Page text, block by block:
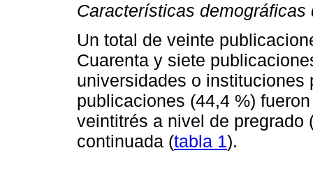
Características
Un total de veinte
Cuarenta y siete
universidades o
publicaciones (44,4 %)
veintitrés a nivel de pregrado
continuada (tabla 1).